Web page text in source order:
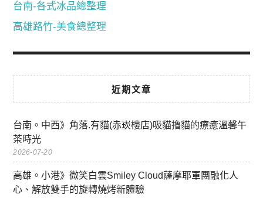
台南-各式冰品總整理
高雄路竹-美食總整理
近期文章
台南。中西》角落.有貓(赤崁樓店)吸貓擼貓的療癒溫馨午
茶時光
2026-07-20
高雄。小港》微笑白雲Smiley Cloud薩摩耶軍團融化人
心、解放雙手的旋轉燒烤新體驗